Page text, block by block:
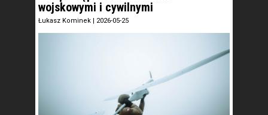
wojskowymi i cywilnymi
Łukasz Kominek | 2026-05-25